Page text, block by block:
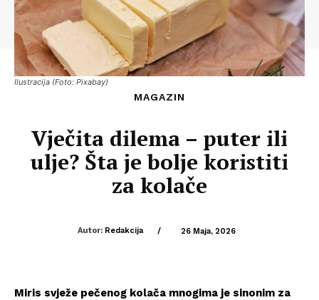
Ilustracija (Foto: Pixabay)
MAGAZIN
Vječita dilema – puter ili
ulje? Šta je bolje koristiti
za kolače
Autor: Redakcija / 26 Maja, 2026
Miris svježe pečenog kolača mnogima je sinonim za